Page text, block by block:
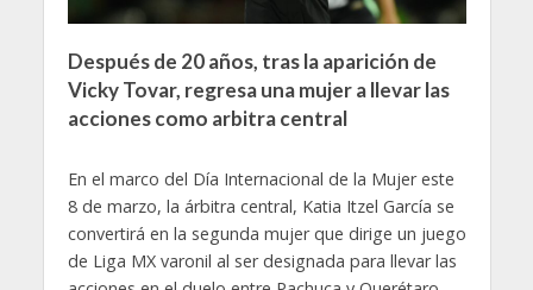
Después de 20 años, tras la aparición de
Vicky Tovar, regresa una mujer a llevar las
acciones como arbitra central
En el marco del Día Internacional de la Mujer este
8 de marzo, la árbitra central, Katia Itzel García se
convertirá en la segunda mujer que dirige un juego
de Liga MX varonil al ser designada para llevar las